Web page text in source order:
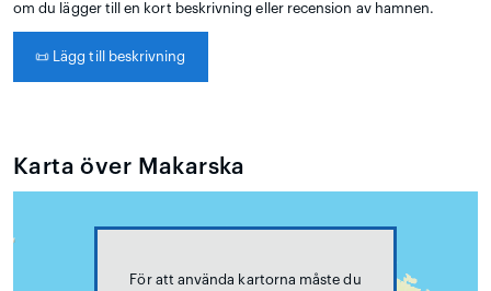
om du lägger till en kort beskrivning eller recension av hamnen.
📜 Lägg till beskrivning
Karta över Makarska
För att använda kartorna måste du